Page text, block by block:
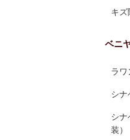
キズ
ベニ
ラワ
シナ
シナ
装）